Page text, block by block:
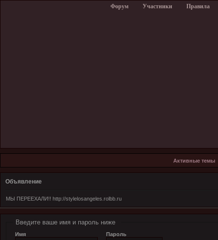
Форум Участники Правила
Активные темы
Объявление
МЫ ПЕРЕЕХАЛИ!! http://stylelosangeles.rolbb.ru
Введите ваше имя и пароль ниже
Имя Пароль